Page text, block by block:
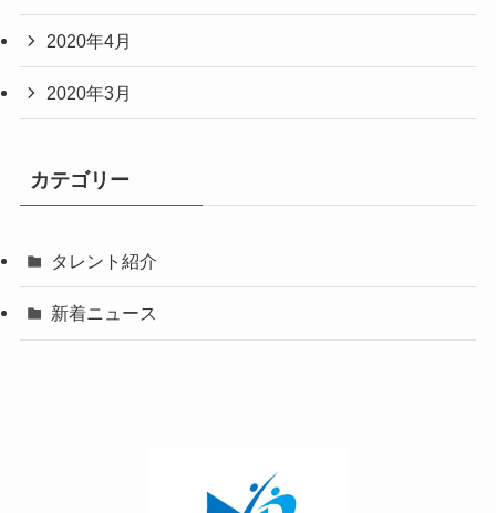
2020年4月
2020年3月
カテゴリー
タレント紹介
新着ニュース